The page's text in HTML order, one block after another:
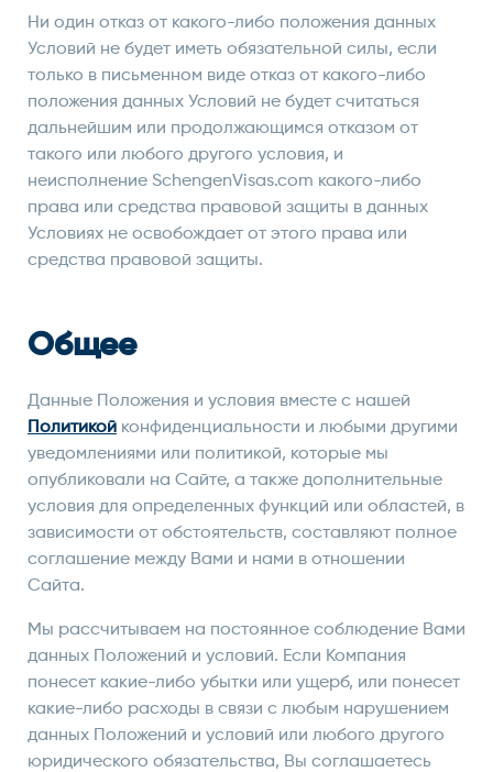
Ни один отказ от какого-либо положения данных
Условий не будет иметь обязательной силы, если
только в письменном виде отказ от какого-либо
положения данных Условий не будет считаться
дальнейшим или продолжающимся отказом от
такого или любого другого условия, и
неисполнение SchengenVisas.com какого-либо
права или средства правовой защиты в данных
Условиях не освобождает от этого права или
средства правовой защиты.
Общее
Данные Положения и условия вместе с нашей
Политикой конфиденциальности и любыми другими
уведомлениями или политикой, которые мы
опубликовали на Сайте, а также дополнительные
условия для определенных функций или областей, в
зависимости от обстоятельств, составляют полное
соглашение между Вами и нами в отношении
Сайта.
Мы рассчитываем на постоянное соблюдение Вами
данных Положений и условий. Если Компания
понесет какие-либо убытки или ущерб, или понесет
какие-либо расходы в связи с любым нарушением
данных Положений и условий или любого другого
юридического обязательства, Вы соглашаетесь